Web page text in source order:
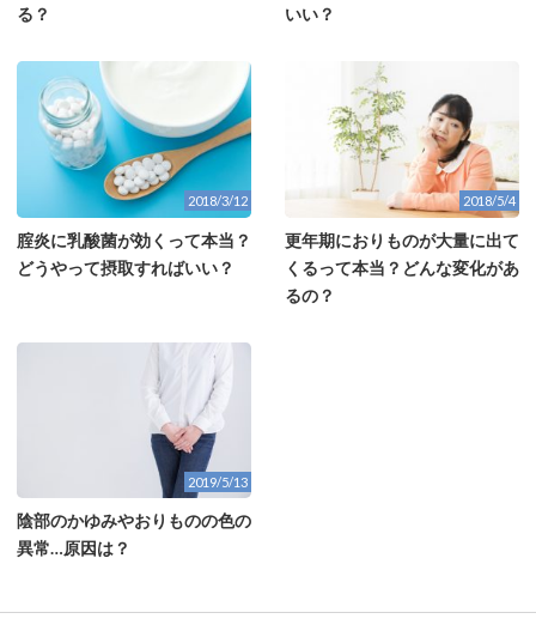
る？
いい？
2018/3/12
腟炎に乳酸菌が効くって本当？
どうやって摂取すればいい？
2018/5/4
更年期におりものが大量に出て
くるって本当？どんな変化があ
るの？
2019/5/13
陰部のかゆみやおりものの色の
異常…原因は？